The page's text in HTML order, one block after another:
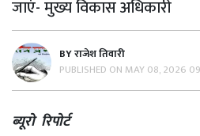
जाएं- मुख्य विकास अधिकारी
BYराजेश तिवारी
PUBLISHED ON MAY 08, 2026
ब्यूरो रिपोर्ट